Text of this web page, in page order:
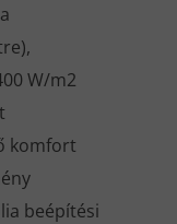
W/m2
komfort
beépítési